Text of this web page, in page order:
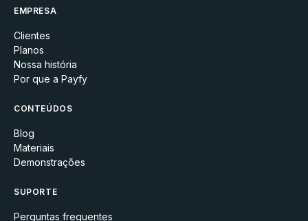
EMPRESA
Clientes
Planos
Nossa história
Por que a Payfy
CONTEÚDOS
Blog
Materiais
Demonstrações
SUPORTE
Perguntas frequentes